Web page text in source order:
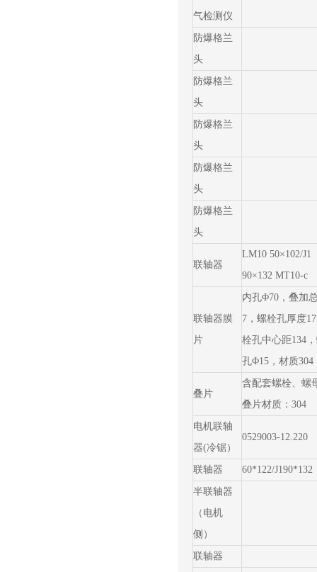
气检测仪
防爆格兰
头
防爆格兰
头
防爆格兰
头
防爆格兰
头
防爆格兰
头
联轴器
LM10 50×102/J1
90×132 MT10-c
联轴器膜
片
内孔Φ70，叠加
7，螺栓孔厚度
栓孔中心距134
孔Φ15，材质304
叠片
含配套螺栓、螺
叠片材质：304
电机联轴
器(冷锯）
0529003-12.220
联轴器 60*122/J190*132
半联轴器
（电机
侧）
联轴器